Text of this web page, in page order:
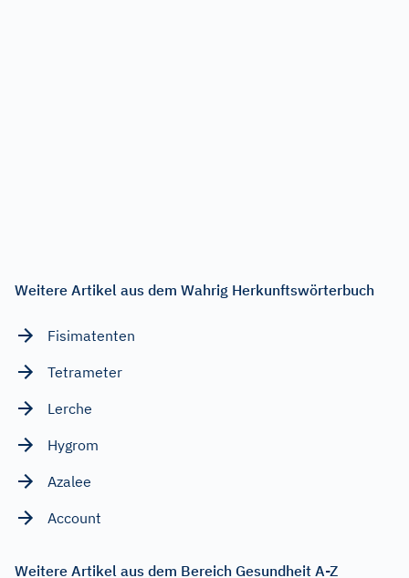
Weitere Artikel aus dem Wahrig Herkunftswörterbuch
Fisimatenten
Tetrameter
Lerche
Hygrom
Azalee
Account
Weitere Artikel aus dem Bereich Gesundheit A-Z